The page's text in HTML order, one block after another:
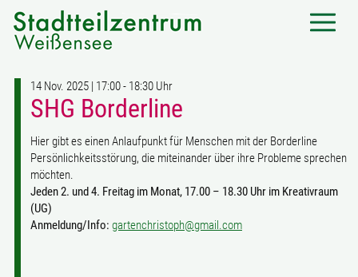
14 Nov. 2025 | 17:00 - 18:30 Uhr
SHG Borderline
Hier gibt es einen Anlaufpunkt für Menschen mit der Borderline
Persönlichkeitsstörung, die miteinander über ihre Probleme sprechen
möchten.
Jeden 2. und 4. Freitag im Monat, 17.00 – 18.30 Uhr im Kreativraum
(UG)
Anmeldung/Info: gartenchristoph@gmail.com